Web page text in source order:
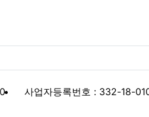
사업자등록번호 : 332-18-